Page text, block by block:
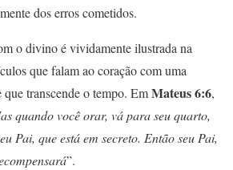
dos erros cometidos.
o divino é vividamente ilustrada na
que falam ao coração com uma
transcende o tempo. EmMateus 6:6,
quando você orar, vá para seu quarto,
Pai, que está em secreto. Então seu Pai,
”.